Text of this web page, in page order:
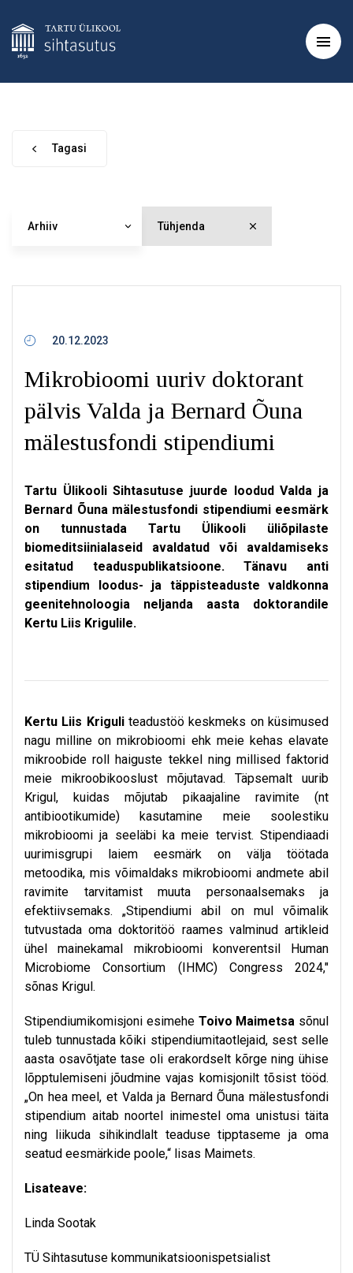
Tagasi
Arhiiv Tühjenda
20.12.2023
Mikrobioomi uuriv doktorant
pälvis Valda ja Bernard Õuna
mälestusfondi stipendiumi
Tartu Ülikooli Sihtasutuse juurde loodud Valda ja
Bernard Õuna mälestusfondi stipendiumi eesmärk
on tunnustada Tartu Ülikooli üliõpilaste
biomeditsiinialaseid avaldatud või avaldamiseks
esitatud teaduspublikatsioone. Tänavu anti
stipendium loodus- ja täppisteaduste valdkonna
geenitehnoloogia neljanda aasta doktorandile
Kertu Liis Krigulile.
Kertu Liis Kriguliteadustöö keskmeks on küsimused
nagu milline on mikrobioomi ehk meie kehas elavate
mikroobide roll haiguste tekkel ning millised faktorid
meie mikroobikooslust mõjutavad. Täpsemalt uurib
Krigul, kuidas mõjutab pikaajaline ravimite (nt
antibiootikumide) kasutamine meie soolestiku
mikrobioomi ja seeläbi ka meie tervist. Stipendiaadi
uurimisgrupi laiem eesmärk on välja töötada
metoodika, mis võimaldaks mikrobioomi andmete abil
ravimite tarvitamist muuta personaalsemaks ja
efektiivsemaks. „Stipendiumi abil on mul võimalik
tutvustada oma doktoritöö raames valminud artikleid
ühel mainekamal mikrobioomi konverentsil Human
Microbiome Consortium (IHMC) Congress 2024,"
sõnas Krigul.
Stipendiumikomisjoni esimehe Toivo Maimetsa sõnul
tuleb tunnustada kõiki stipendiumitaotlejaid, sest selle
aasta osavõtjate tase oli erakordselt kõrge ning ühise
lõpptulemiseni jõudmine vajas komisjonilt tõsist tööd.
„On hea meel, et Valda ja Bernard Õuna mälestusfondi
stipendium aitab noortel inimestel oma unistusi täita
ning liikuda sihikindlalt teaduse tipptaseme ja oma
seatud eesmärkide poole,“ lisas Maimets.
Lisateave:
Linda Sootak
TÜ Sihtasutuse kommunikatsioonispetsialist